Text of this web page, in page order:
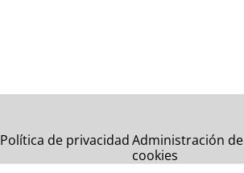
Política de privacidadAdministración de
cookies